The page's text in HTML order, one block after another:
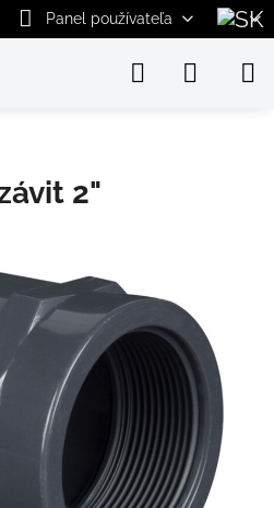
Panel používateľa
2"